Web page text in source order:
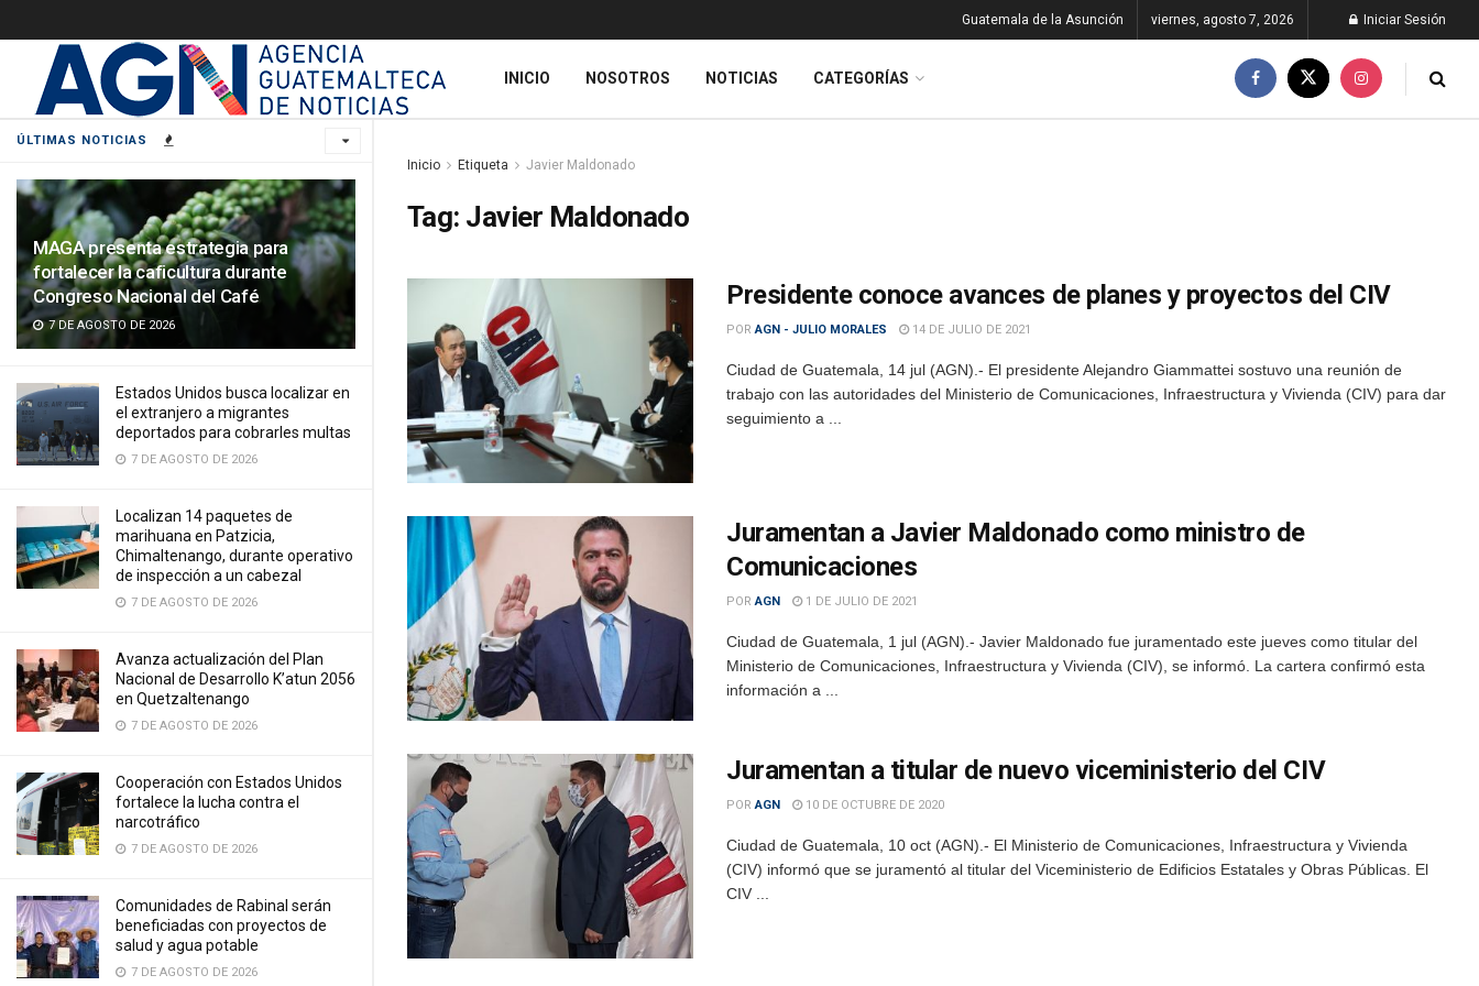
ÚLTIMAS NOTICIAS
MAGA presenta estrategia para
fortalecer la caficultura durante
Congreso Nacional del Café
7 DE AGOSTO DE 2026
Estados Unidos busca localizar en
el extranjero a migrantes
deportados para cobrarles multas
7 DE AGOSTO DE 2026
Localizan 14 paquetes de
marihuana en Patzicia,
Chimaltenango, durante operativo
de inspección a un cabezal
7 DE AGOSTO DE 2026
Avanza actualización del Plan
Nacional de Desarrollo K’atun 2056
en Quetzaltenango
7 DE AGOSTO DE 2026
Cooperación con Estados Unidos
fortalece la lucha contra el
narcotráfico
7 DE AGOSTO DE 2026
Comunidades de Rabinal serán
beneficiadas con proyectos de
salud y agua potable
7 DE AGOSTO DE 2026
Guatemala de la Asunción viernes, agosto 7, 2026 Iniciar Sesión
INICIO NOSOTROS NOTICIAS CATEGORÍAS
Inicio Etiqueta Javier Maldonado
Tag: Javier Maldonado
Presidente conoce avances de planes y proyectos del CIV
POR AGN - JULIO MORALES 14 DE JULIO DE 2021
Ciudad de Guatemala, 14 jul (AGN).- El presidente Alejandro Giammattei sostuvo una reunión de
trabajo con las autoridades del Ministerio de Comunicaciones, Infraestructura y Vivienda (CIV) para dar
seguimiento a ...
Juramentan a Javier Maldonado como ministro de
Comunicaciones
POR AGN 1 DE JULIO DE 2021
Ciudad de Guatemala, 1 jul (AGN).- Javier Maldonado fue juramentado este jueves como titular del
Ministerio de Comunicaciones, Infraestructura y Vivienda (CIV), se informó. La cartera confirmó esta
información a ...
Juramentan a titular de nuevo viceministerio del CIV
POR AGN 10 DE OCTUBRE DE 2020
Ciudad de Guatemala, 10 oct (AGN).- El Ministerio de Comunicaciones, Infraestructura y Vivienda
(CIV) informó que se juramentó al titular del Viceministerio de Edificios Estatales y Obras Públicas. El
CIV ...